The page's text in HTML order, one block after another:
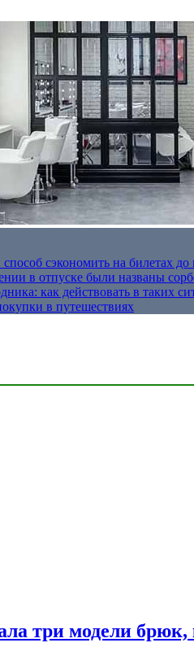
сэкономить на билетах до
в отпуске были названы
как действовать в таких
в путешествиях
три модели брюк,